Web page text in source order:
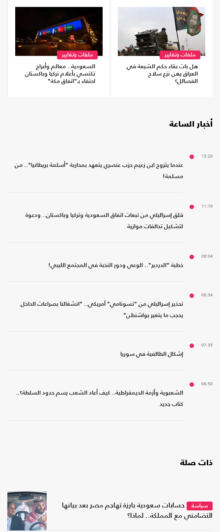
ملفات وتقارير
هل بات بقاء حكم الشيعة في
العراق رهن نزع سلاح
الفصائل؟
ملفات وتقارير
السعودية.. معالم وأبراج
تكتسي بأعلام تركيا وباكستان
احتفاء بـ"اتفاق مكة"
أخبار الساعة
13:20
عندما يتزوج ابن زعيم حزب عنصري يتعهد بمحاربة "أسلمة بريطانيا".. من
مسلمة!
11:19
قلق إسرائيلي من تبعات اتفاق السعودية وتركيا وباكستان.. ودعوة
لتشكيل تحالفات موازية
09:04
خطبة "الدردير".. الوعي ودور النخبة في المجتمع الليبي!
08:34
تحذير إسرائيلي من "تسونامي" أمريكي.. "انشغالنا بصراعات الداخل
يحجب ما يتغير بواشنطن"
07:35
إشكال الطائفية في سوريا
06:50
الشعبوية وأزمة الديمقراطية.. كيف أعاد الشعب رسم حدود السلطة؟..
كتاب جديد
ذات صلة
سياسة
حسابات سعودية بارزة تهاجم مصر بعد بيانها
التضامني مع المملكة.. لماذا؟